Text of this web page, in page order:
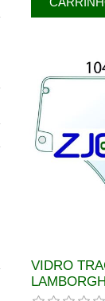
VIDRO
ESQ REF.